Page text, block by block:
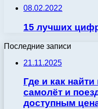
08.02.2022
15 лучших
Последние записи
21.11.2025
Где и как
самолёт и
доступным